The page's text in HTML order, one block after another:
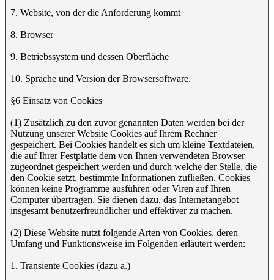
7. Website, von der die Anforderung kommt
8. Browser
9. Betriebssystem und dessen Oberfläche
10. Sprache und Version der Browsersoftware.
§6 Einsatz von Cookies
(1) Zusätzlich zu den zuvor genannten Daten werden bei der
Nutzung unserer Website Cookies auf Ihrem Rechner
gespeichert. Bei Cookies handelt es sich um kleine Textdateien,
die auf Ihrer Festplatte dem von Ihnen verwendeten Browser
zugeordnet gespeichert werden und durch welche der Stelle, die
den Cookie setzt, bestimmte Informationen zufließen. Cookies
können keine Programme ausführen oder Viren auf Ihren
Computer übertragen. Sie dienen dazu, das Internetangebot
insgesamt benutzerfreundlicher und effektiver zu machen.
(2) Diese Website nutzt folgende Arten von Cookies, deren
Umfang und Funktionsweise im Folgenden erläutert werden:
1. Transiente Cookies (dazu a.)